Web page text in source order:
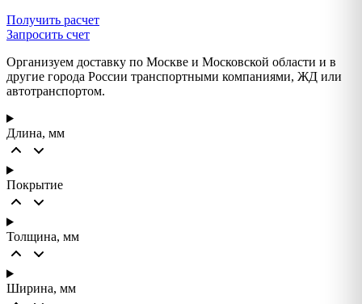
Получить расчет
Запросить счет
Организуем доставку по Москве и Московской области и в
другие города России транспортными компаниями, ЖД или
автотранспортом.
Длина, мм
Покрытие
Толщина, мм
Ширина, мм